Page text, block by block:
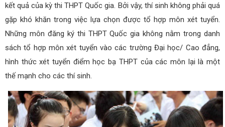
kết quả của kỳ thi THPT Quốc gia. Bởi vậy, thí sinh không phải quá
gặp khó khăn trong việc lựa chọn được tổ hợp môn xét tuyển.
Những môn đăng ký thi THPT Quốc gia không nằm trong danh
sách tổ hợp môn xét tuyển vào các trường Đại học/ Cao đẳng,
hình thức xét tuyển điểm học bạ THPT của các môn lại là một
thế mạnh cho các thí sinh.